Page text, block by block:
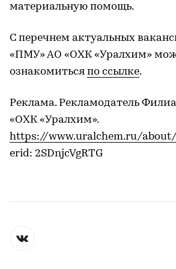
материальную помощь.
С перечнем актуальных
«ПМУ» АО «ОХК «Уралхим»
ознакомиться по ссылке.
Реклама. Рекламодатель
«ОХК «Уралхим».
https://www.uralchem.ru/
erid: 2SDnjcVgRTG